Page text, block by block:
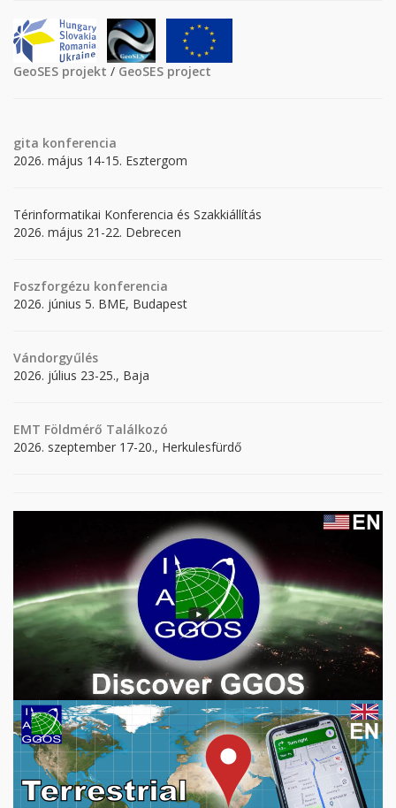
GeoSES projekt / GeoSES project
gita konferencia
2026. május 14-15. Esztergom
Térinformatikai Konferencia és Szakkiállítás
2026. május 21-22. Debrecen
Foszforgézu konferencia
2026. június 5. BME, Budapest
Vándorgyűlés
2026. július 23-25., Baja
EMT Földmérő Találkozó
2026. szeptember 17-20., Herkulesfürdő